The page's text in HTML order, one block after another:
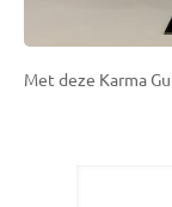
Met deze Karma